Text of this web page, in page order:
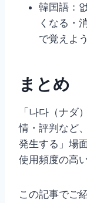
韓国語：
くなる・
で覚えよう
まとめ
「나다（ナダ
情・評判など
発生する」場
使用頻度の高
この記事でご